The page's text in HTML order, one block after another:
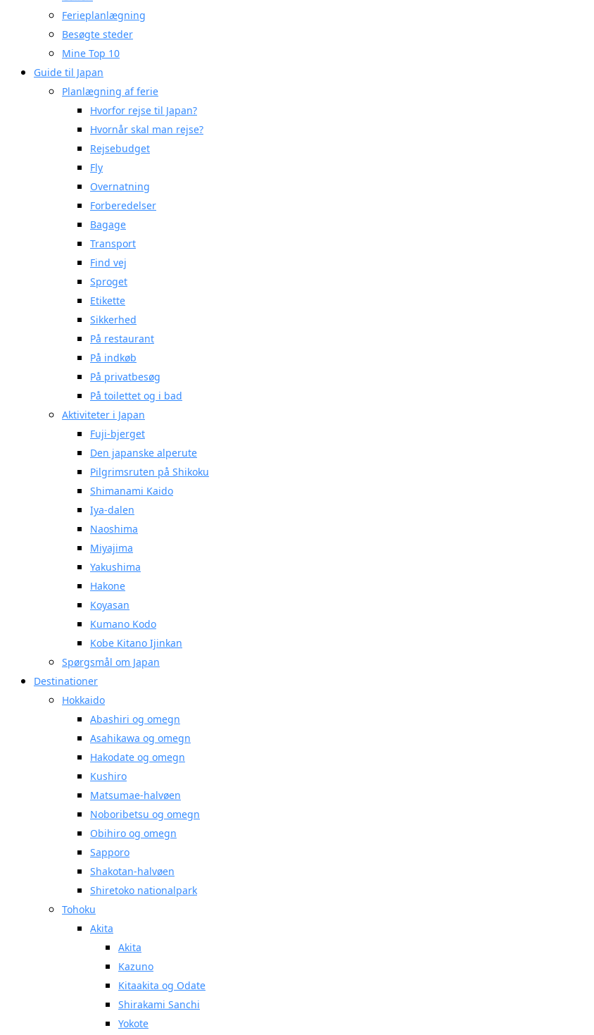
Ferieplanlægning
Besøgte steder
Mine Top 10
Guide til Japan
Planlægning af ferie
Hvorfor rejse til Japan?
Hvornår skal man rejse?
Rejsebudget
Fly
Overnatning
Forberedelser
Bagage
Transport
Find vej
Sproget
Etikette
Sikkerhed
På restaurant
På indkøb
På privatbesøg
På toilettet og i bad
Aktiviteter i Japan
Fuji-bjerget
Den japanske alperute
Pilgrimsruten på Shikoku
Shimanami Kaido
Iya-dalen
Naoshima
Miyajima
Yakushima
Hakone
Koyasan
Kumano Kodo
Kobe Kitano Ijinkan
Spørgsmål om Japan
Destinationer
Hokkaido
Abashiri og omegn
Asahikawa og omegn
Hakodate og omegn
Kushiro
Matsumae-halvøen
Noboribetsu og omegn
Obihiro og omegn
Sapporo
Shakotan-halvøen
Shiretoko nationalpark
Tohoku
Akita
Akita
Kazuno
Kitaakita og Odate
Shirakami Sanchi
Yokote